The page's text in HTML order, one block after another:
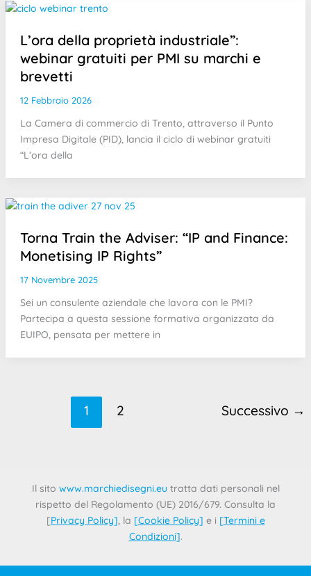
L’ora della proprietà industriale”:
webinar gratuiti per PMI su marchi e
brevetti
12 Febbraio 2026
La Camera di commercio di Trento, attraverso il Punto
Impresa Digitale (PID), lancia il ciclo di webinar gratuiti
“L’ora della
Torna Train the Adviser: “IP and Finance:
Monetising IP Rights”
17 Novembre 2025
Sei un consulente aziendale che lavora con le PMI?
Partecipa a questa sessione formativa organizzata da
EUIPO, pensata per mettere in
1 2 Successivo →
Il sito www.marchiedisegni.eu tratta dati personali nel
rispetto del Regolamento (UE) 2016/679. Consulta la
[Privacy Policy], la [Cookie Policy] e i [Termini e
Condizioni].